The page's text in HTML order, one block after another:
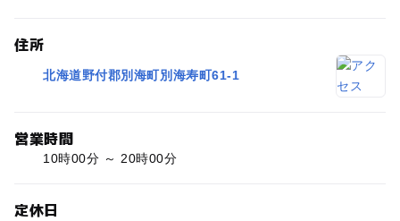
住所
北海道野付郡別海町別海寿町61-1
営業時間
10時00分 ～ 20時00分
定休日